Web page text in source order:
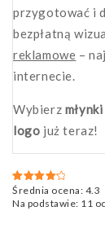
przygotować i
bezpłatną
reklamowe –
internecie.
Wybierz
logo już teraz!
Oceniono
4.3
na 5
Średnia ocena: 4.3
Na podstawie: 11